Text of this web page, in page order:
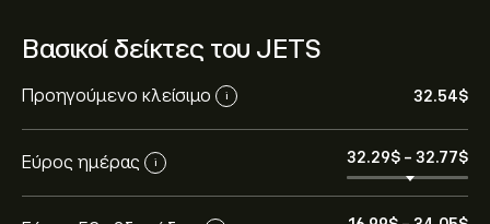
Βασικοί δείκτες του JETS
Προηγούμενο κλείσιμο i 32.54‎$‎
Εύρος ημέρας i 32.29‎$‎ - 32.77‎$‎